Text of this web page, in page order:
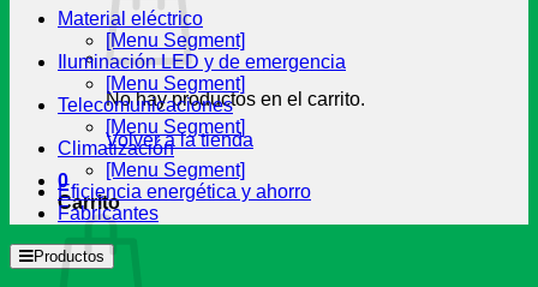
No hay productos en el carrito.
Volver a la tienda
0
Carrito
Material eléctrico
[Menu Segment]
Iluminación LED y de emergencia
[Menu Segment]
Telecomunicaciones
[Menu Segment]
Climatización
[Menu Segment]
Eficiencia energética y ahorro
Fabricantes
Productos